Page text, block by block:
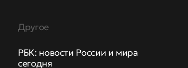
Другое
РБК: новости России и мира
сегодня